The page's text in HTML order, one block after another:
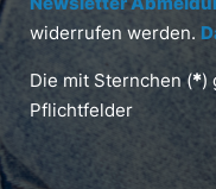
widerrufen werden.
Die mit Sternchen (*)
Pflichtfelder